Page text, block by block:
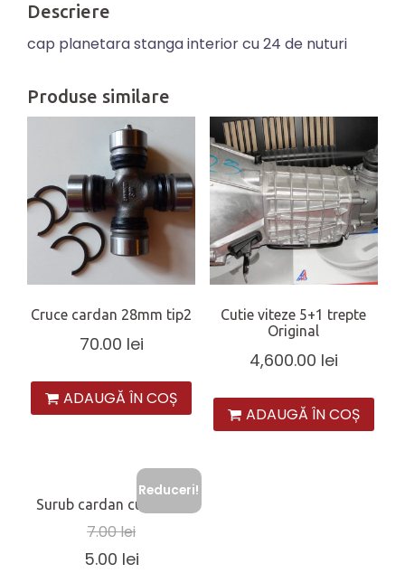
24
de
Descriere
cap planetara stanga interior cu 24 de nuturi
Produse similare
Cruce cardan 28mm tip2
70.00 lei
ADAUGĂ ÎN COȘ
Cutie viteze 5+1 trepte
Original
4,600.00 lei
ADAUGĂ ÎN COȘ
Reduceri!
Surub cardan cu piulita
7.00lei
5.00 lei